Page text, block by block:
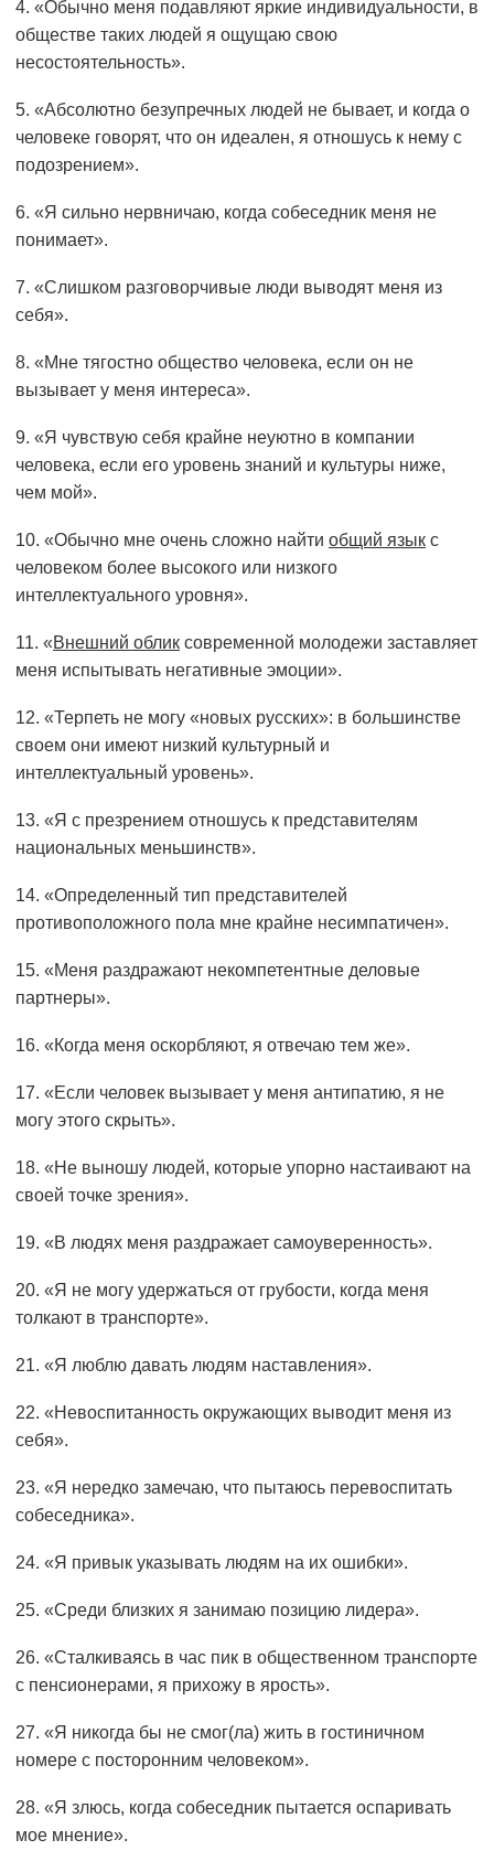
4. «Обычно меня подавляют яркие индивидуальности, в
обществе таких людей я ощущаю свою
несостоятельность».
5. «Абсолютно безупречных людей не бывает, и когда о
человеке говорят, что он идеален, я отношусь к нему с
подозрением».
6. «Я сильно нервничаю, когда собеседник меня не
понимает».
7. «Слишком разговорчивые люди выводят меня из
себя».
8. «Мне тягостно общество человека, если он не
вызывает у меня интереса».
9. «Я чувствую себя крайне неуютно в компании
человека, если его уровень знаний и культуры ниже,
чем мой».
10. «Обычно мне очень сложно найти общий язык с
человеком более высокого или низкого
интеллектуального уровня».
11. «Внешний облик современной молодежи заставляет
меня испытывать негативные эмоции».
12. «Терпеть не могу «новых русских»: в большинстве
своем они имеют низкий культурный и
интеллектуальный уровень».
13. «Я с презрением отношусь к представителям
национальных меньшинств».
14. «Определенный тип представителей
противоположного пола мне крайне несимпатичен».
15. «Меня раздражают некомпетентные деловые
партнеры».
16. «Когда меня оскорбляют, я отвечаю тем же».
17. «Если человек вызывает у меня антипатию, я не
могу этого скрыть».
18. «Не выношу людей, которые упорно настаивают на
своей точке зрения».
19. «В людях меня раздражает самоуверенность».
20. «Я не могу удержаться от грубости, когда меня
толкают в транспорте».
21. «Я люблю давать людям наставления».
22. «Невоспитанность окружающих выводит меня из
себя».
23. «Я нередко замечаю, что пытаюсь перевоспитать
собеседника».
24. «Я привык указывать людям на их ошибки».
25. «Среди близких я занимаю позицию лидера».
26. «Сталкиваясь в час пик в общественном транспорте
с пенсионерами, я прихожу в ярость».
27. «Я никогда бы не смог(ла) жить в гостиничном
номере с посторонним человеком».
28. «Я злюсь, когда собеседник пытается оспаривать
мое мнение».